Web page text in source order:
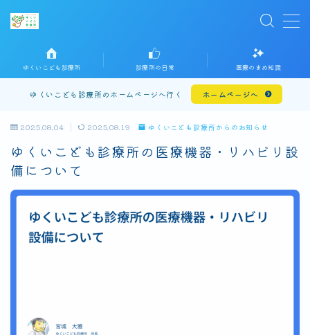
MENU
ホームに戻る
お問い合わせ
ゆくいこども診療所 診療所の日常 医療のまめ知識
ゆくいこども診療所のホームページへ行く ホームページへ
2025.08.04 2025.08.19 ゆくいこども診療所からのお知らせ
ゆくいこども診療所の医療機器・リハビリ設
備について